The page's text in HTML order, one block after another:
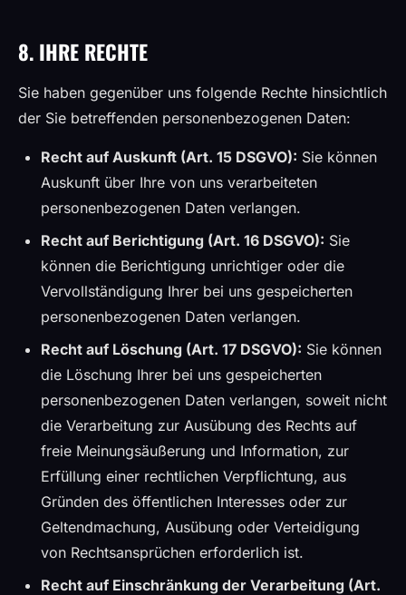
8. IHRE RECHTE
Sie haben gegenüber uns folgende Rechte hinsichtlich
der Sie betreffenden personenbezogenen Daten:
Recht auf Auskunft (Art. 15 DSGVO): Sie können
Auskunft über Ihre von uns verarbeiteten
personenbezogenen Daten verlangen.
Recht auf Berichtigung (Art. 16 DSGVO): Sie
können die Berichtigung unrichtiger oder die
Vervollständigung Ihrer bei uns gespeicherten
personenbezogenen Daten verlangen.
Recht auf Löschung (Art. 17 DSGVO): Sie können
die Löschung Ihrer bei uns gespeicherten
personenbezogenen Daten verlangen, soweit nicht
die Verarbeitung zur Ausübung des Rechts auf
freie Meinungsäußerung und Information, zur
Erfüllung einer rechtlichen Verpflichtung, aus
Gründen des öffentlichen Interesses oder zur
Geltendmachung, Ausübung oder Verteidigung
von Rechtsansprüchen erforderlich ist.
Recht auf Einschränkung der Verarbeitung (Art.